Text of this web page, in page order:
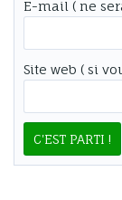
E-mail ( ne
Site web ( si